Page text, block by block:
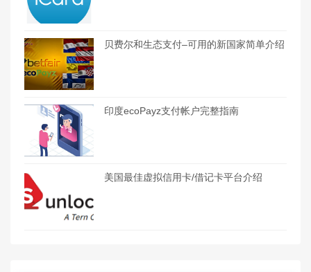
贝费尔和生态支付–可用的新国家简单介绍
印度ecoPayz支付帐户完整指南
美国最佳虚拟信用卡/借记卡平台介绍